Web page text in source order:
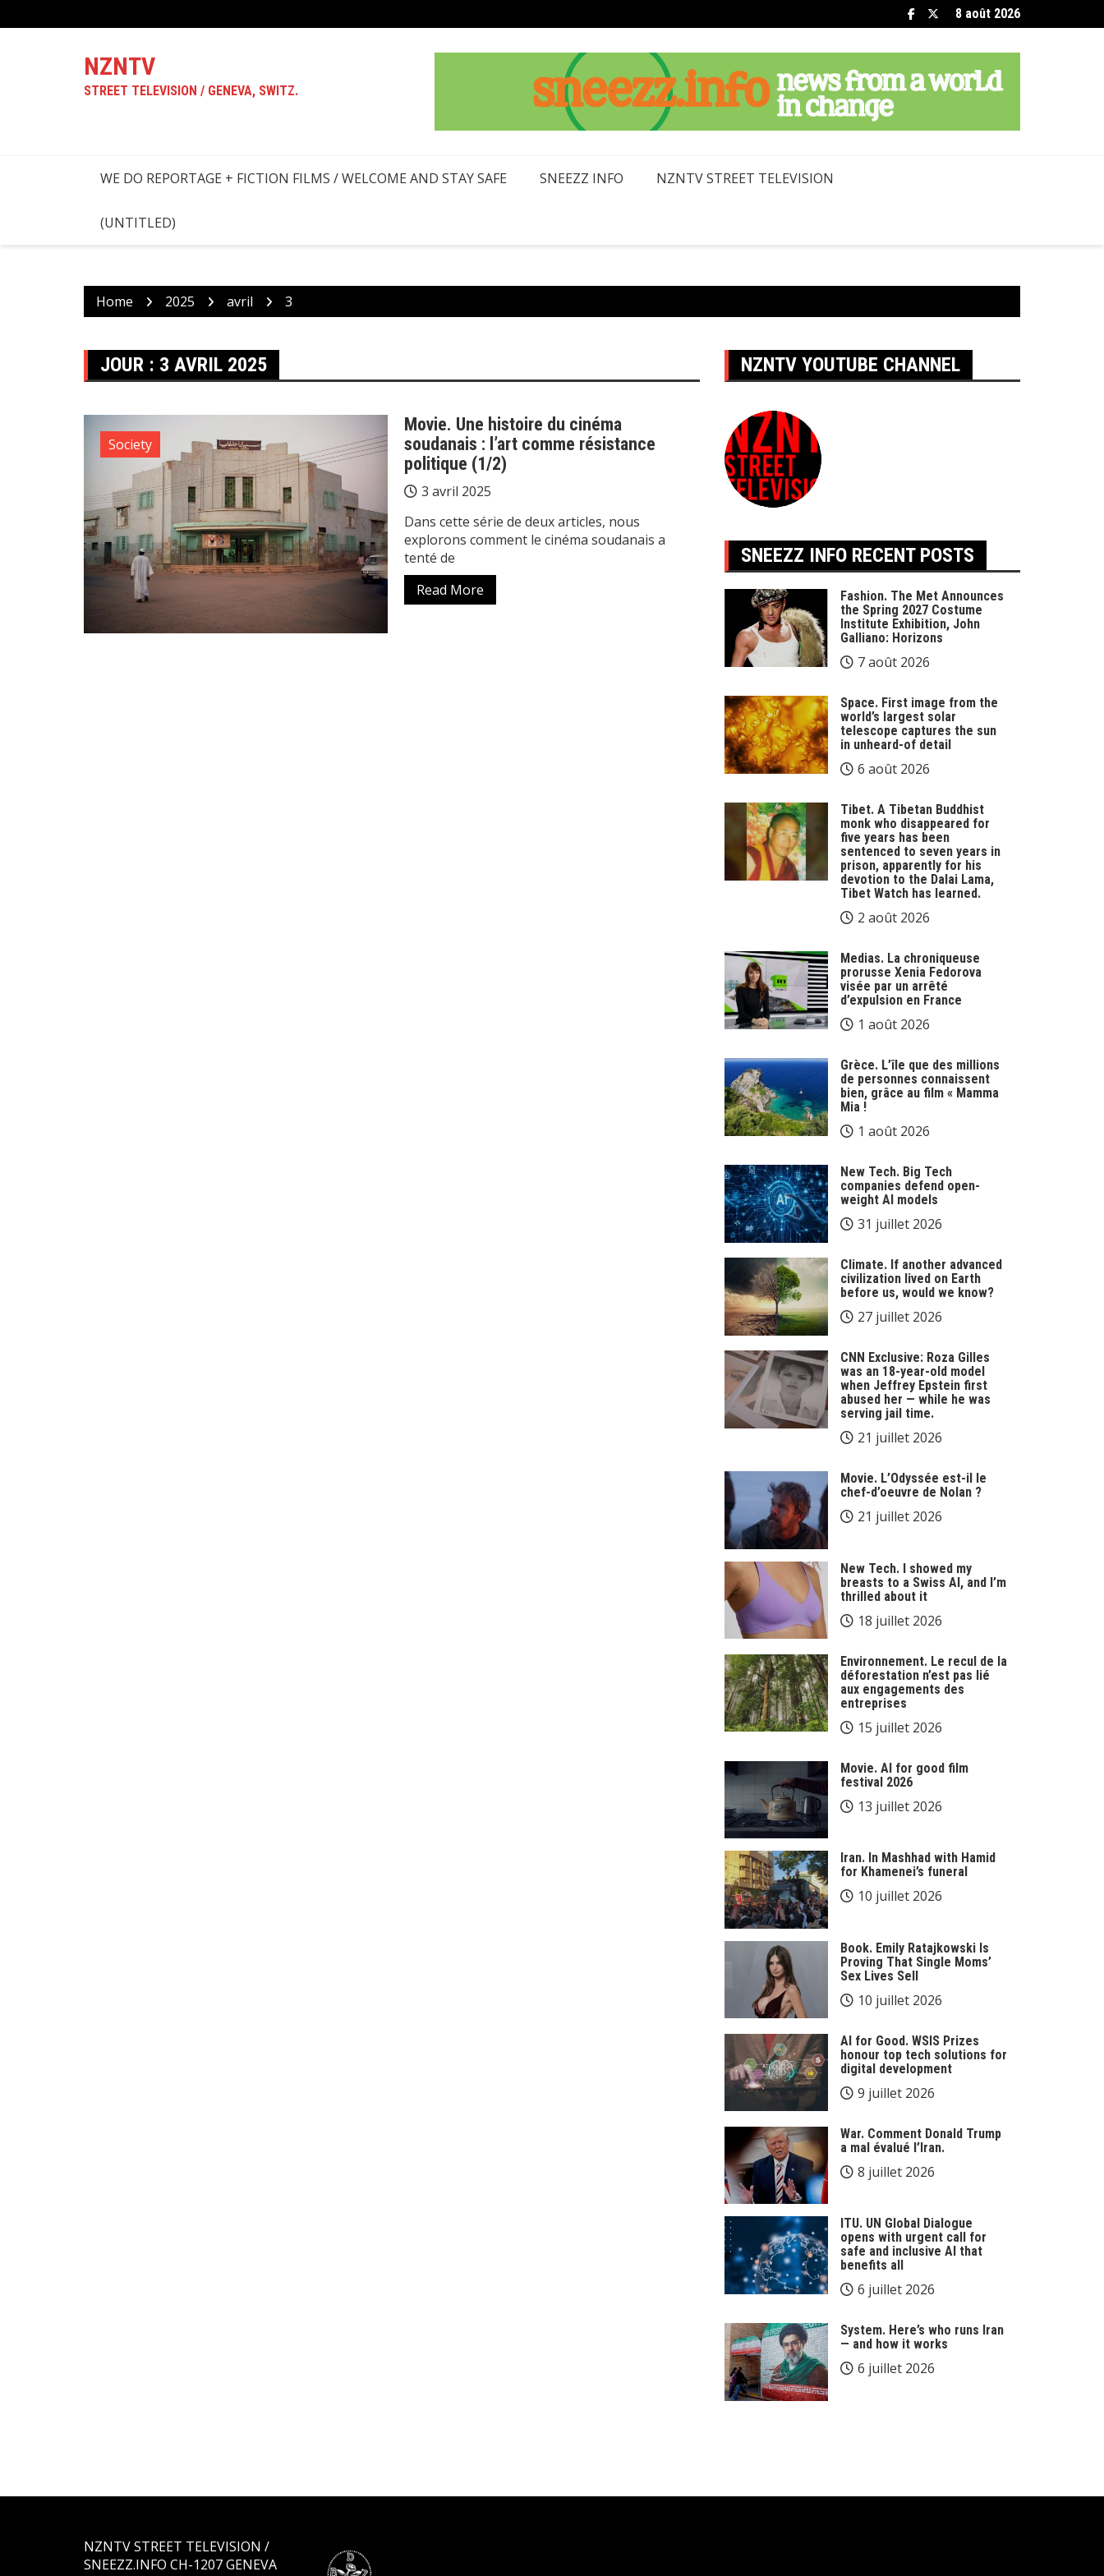
to
8 août 2026
NZNTV
STREET TELEVISION / GENEVA, SWITZ.
WE DO REPORTAGE + FICTION FILMS / WELCOME AND STAY SAFE SNEEZZ INFO NZNTV STREET TELEVISION
(UNTITLED)
Home 2025 avril 3
JOUR : 3 AVRIL 2025
Society
Movie. Une histoire du cinéma
soudanais : l’art comme résistance
politique (1/2)
3 avril 2025
Dans cette série de deux articles, nous
explorons comment le cinéma soudanais a
tenté de
Read More
NZNTV YOUTUBE CHANNEL
SNEEZZ INFO RECENT POSTS
Fashion. The Met Announces
the Spring 2027 Costume
Institute Exhibition, John
Galliano: Horizons
7 août 2026
Space. First image from the
world’s largest solar
telescope captures the sun
in unheard-of detail
6 août 2026
Tibet. A Tibetan Buddhist
monk who disappeared for
five years has been
sentenced to seven years in
prison, apparently for his
devotion to the Dalai Lama,
Tibet Watch has learned.
2 août 2026
Medias. La chroniqueuse
prorusse Xenia Fedorova
visée par un arrêté
d’expulsion en France
1 août 2026
Grèce. L’île que des millions
de personnes connaissent
bien, grâce au film « Mamma
Mia !
1 août 2026
New Tech. Big Tech
companies defend open-
weight AI models
31 juillet 2026
Climate. If another advanced
civilization lived on Earth
before us, would we know?
27 juillet 2026
CNN Exclusive: Roza Gilles
was an 18-year-old model
when Jeffrey Epstein first
abused her — while he was
serving jail time.
21 juillet 2026
Movie. L’Odyssée est-il le
chef-d’oeuvre de Nolan ?
21 juillet 2026
New Tech. I showed my
breasts to a Swiss AI, and I’m
thrilled about it
18 juillet 2026
Environnement. Le recul de la
déforestation n’est pas lié
aux engagements des
entreprises
15 juillet 2026
Movie. AI for good film
festival 2026
13 juillet 2026
Iran. In Mashhad with Hamid
for Khamenei’s funeral
10 juillet 2026
Book. Emily Ratajkowski Is
Proving That Single Moms’
Sex Lives Sell
10 juillet 2026
AI for Good. WSIS Prizes
honour top tech solutions for
digital development
9 juillet 2026
War. Comment Donald Trump
a mal évalué l’Iran.
8 juillet 2026
ITU. UN Global Dialogue
opens with urgent call for
safe and inclusive AI that
benefits all
6 juillet 2026
System. Here’s who runs Iran
— and how it works
6 juillet 2026
NZNTV STREET TELEVISION /
SNEEZZ.INFO CH-1207 GENEVA